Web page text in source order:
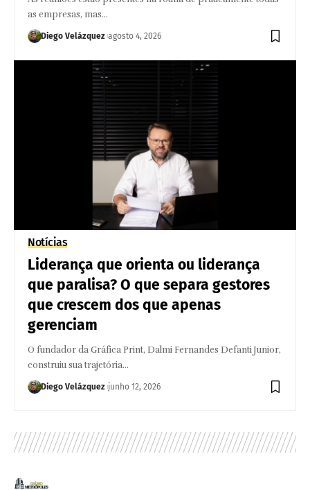
as empresas, mas…
Diego Velázquez agosto 4, 2026
Notícias
Liderança que orienta ou liderança
que paralisa? O que separa gestores
que crescem dos que apenas
gerenciam
O fundador da Gráfica Print, Dalmi Fernandes Defanti Junior,
construiu sua trajetória…
Diego Velázquez junho 12, 2026